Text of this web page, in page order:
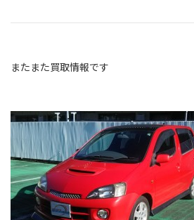
またまた買取情報です